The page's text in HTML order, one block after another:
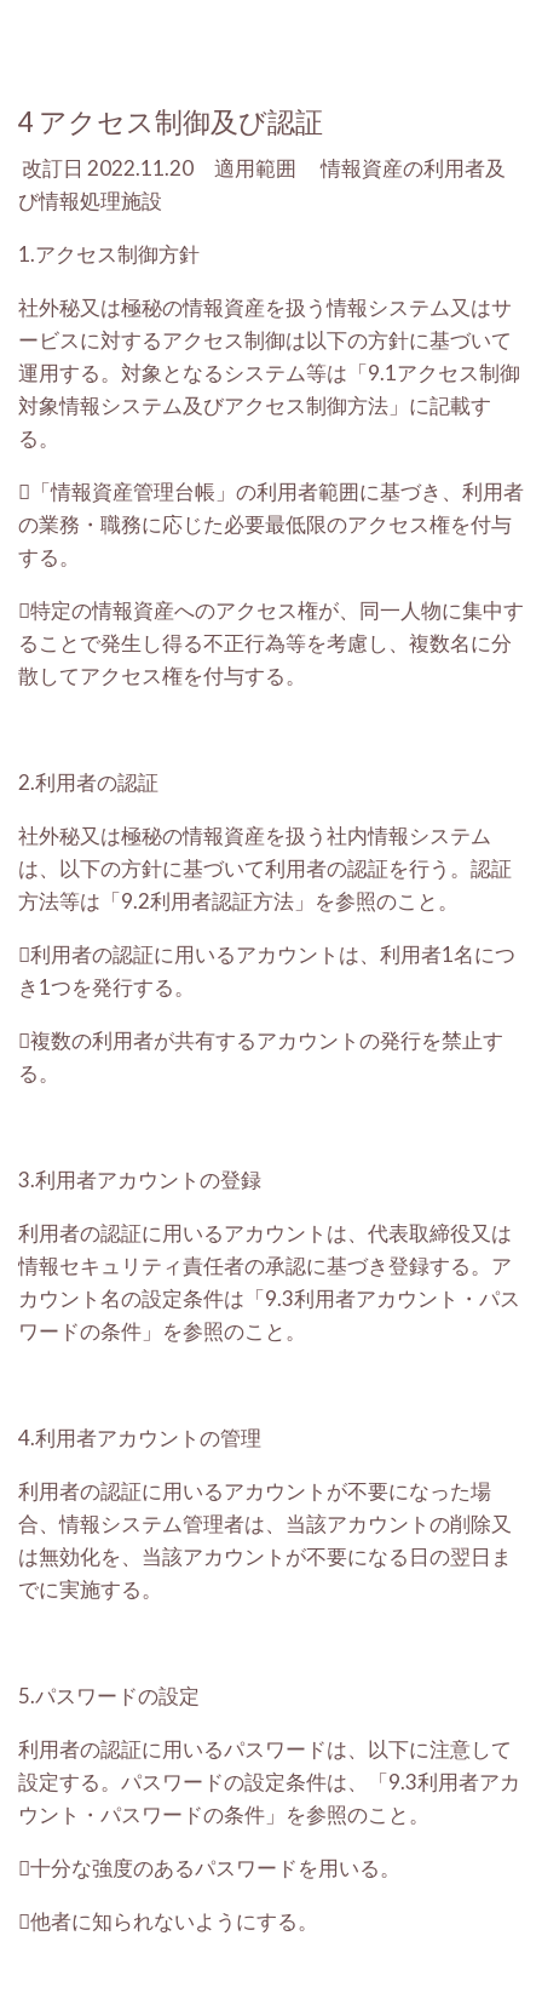
4 アクセス制御及び認証
改訂日 2022.11.20 適用範囲
情報資産の利用者及
び情報処理施設
1.アクセス制御方針
社外秘又は極秘の情報資産を扱う情報システム又はサ
ービスに対するアクセス制御は以下の方針に基づいて
運用する。対象となるシステム等は「9.1アクセス制御
対象情報システム及びアクセス制御方法」に記載す
る。
「情報資産管理台帳」の利用者範囲に基づき、利用者
の業務・職務に応じた必要最低限のアクセス権を付与
する。
特定の情報資産へのアクセス権が、同一人物に集中す
ることで発生し得る不正行為等を考慮し、複数名に分
散してアクセス権を付与する。
2.利用者の認証
社外秘又は極秘の情報資産を扱う社内情報システム
は、以下の方針に基づいて利用者の認証を行う。認証
方法等は「9.2利用者認証方法」を参照のこと。
利用者の認証に用いるアカウントは、利用者1名につ
き1つを発行する。
複数の利用者が共有するアカウントの発行を禁止す
る。
3.利用者アカウントの登録
利用者の認証に用いるアカウントは、代表取締役又は
情報セキュリティ責任者の承認に基づき登録する。ア
カウント名の設定条件は「9.3利用者アカウント・パス
ワードの条件」を参照のこと。
4.利用者アカウントの管理
利用者の認証に用いるアカウントが不要になった場
合、情報システム管理者は、当該アカウントの削除又
は無効化を、当該アカウントが不要になる日の翌日ま
でに実施する。
5.パスワードの設定
利用者の認証に用いるパスワードは、以下に注意して
設定する。パスワードの設定条件は、「9.3利用者アカ
ウント・パスワードの条件」を参照のこと。
十分な強度のあるパスワードを用いる。
他者に知られないようにする。